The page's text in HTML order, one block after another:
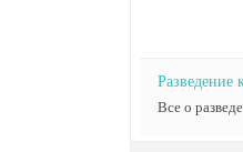
Разведение
Все о